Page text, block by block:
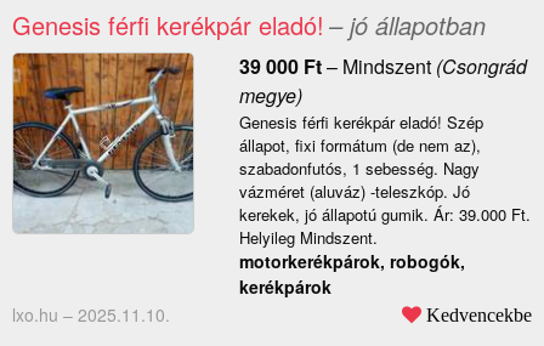
Genesis férfi kerékpár eladó! – jó állapotban
39 000 Ft– Mindszent(Csongrád
megye)
Genesis férfi kerékpár eladó! Szép
állapot, fixi formátum (de nem az),
szabadonfutós, 1 sebesség. Nagy
vázméret (aluváz) -teleszkóp. Jó
kerekek, jó állapotú gumik. Ár: 39.000 Ft.
Helyileg Mindszent.
motorkerékpárok, robogók,
kerékpárok
lxo.hu – 2025.11.10. Kedvencekbe